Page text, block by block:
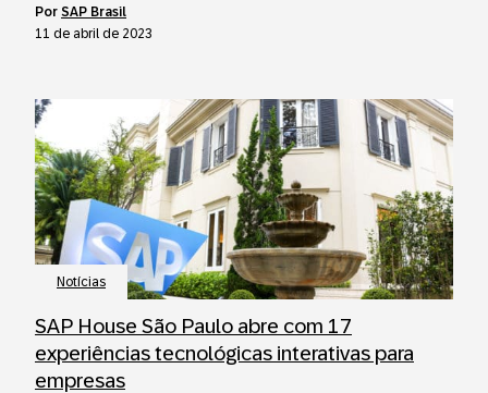
por SAP Brasil
11 de abril de 2023
Notícias
SAP House São Paulo abre com 17
experiências tecnológicas interativas para
empresas